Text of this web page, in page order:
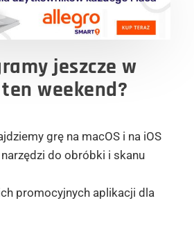
jeszcze w
weekend?
grę na macOS i na iOS
do obróbki i skanu
promocyjnych aplikacji dla